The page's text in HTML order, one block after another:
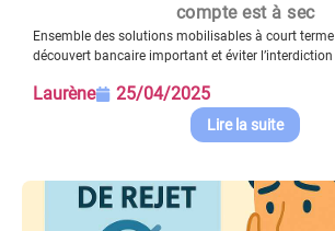
compte est à sec
Ensemble des solutions mobilisables à court
découvert bancaire important et éviter
Laurène 25/04/2025
Lire la suite